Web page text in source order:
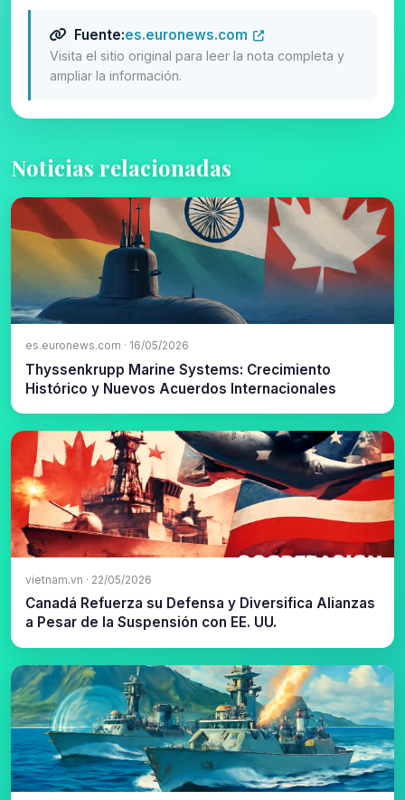
Fuente:es.euronews.com
Visita el sitio original para leer la nota completa y
ampliar la información.
Noticias relacionadas
es.euronews.com · 16/05/2026
Thyssenkrupp Marine Systems: Crecimiento
Histórico y Nuevos Acuerdos Internacionales
vietnam.vn · 22/05/2026
Canadá Refuerza su Defensa y Diversifica Alianzas
a Pesar de la Suspensión con EE. UU.